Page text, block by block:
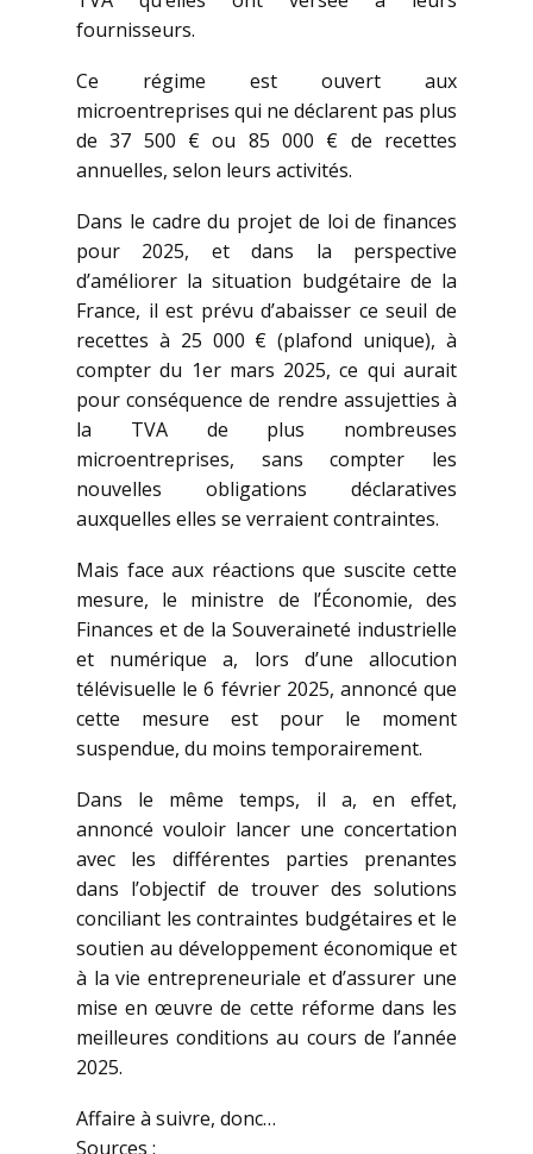
fournisseurs.
Ce régime est ouvert aux
microentreprises qui ne déclarent pas plus
de 37 500 € ou 85 000 € de recettes
annuelles, selon leurs activités.
Dans le cadre du projet de loi de finances
pour 2025, et dans la perspective
d’améliorer la situation budgétaire de la
France, il est prévu d’abaisser ce seuil de
recettes à 25 000 € (plafond unique), à
compter du 1er mars 2025, ce qui aurait
pour conséquence de rendre assujetties à
la TVA de plus nombreuses
microentreprises, sans compter les
nouvelles obligations déclaratives
auxquelles elles se verraient contraintes.
Mais face aux réactions que suscite cette
mesure, le ministre de l’Économie, des
Finances et de la Souveraineté industrielle
et numérique a, lors d’une allocution
télévisuelle le 6 février 2025, annoncé que
cette mesure est pour le moment
suspendue, du moins temporairement.
Dans le même temps, il a, en effet,
annoncé vouloir lancer une concertation
avec les différentes parties prenantes
dans l’objectif de trouver des solutions
conciliant les contraintes budgétaires et le
soutien au développement économique et
à la vie entrepreneuriale et d’assurer une
mise en œuvre de cette réforme dans les
meilleures conditions au cours de l’année
2025.
Affaire à suivre, donc…
Sources :